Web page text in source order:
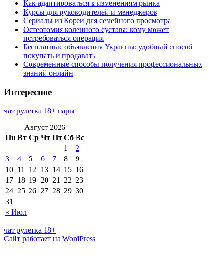
Как адаптироваться к изменениям рынка
Курсы для руководителей и менеджеров
Сериалы из Кореи для семейного просмотра
Остеотомия коленного сустава: кому может
потребоваться операция
Бесплатные объявления Украины: удобный способ
покупать и продавать
Современные способы получения профессиональных
знаний онлайн
Интересное
чат рулетка 18+ пары
Август 2026
Пн Вт Ср Чт Пт Сб Вс
« Июл
1
2
3
4 5 6 7 8
9
10 11 12 13 14 15 16
17 18 19 20 21 22 23
24 25 26 27 28 29 30
31
чат рулетка 18+
Сайт работает на WordPress